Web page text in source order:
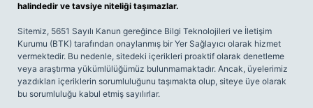
halindedir ve tavsiye niteliği taşımazlar.
Sitemiz, 5651 Sayılı Kanun gereğince Bilgi Teknolojileri ve İletişim
Kurumu (BTK) tarafından onaylanmış bir Yer Sağlayıcı olarak hizmet
vermektedir. Bu nedenle, sitedeki içerikleri proaktif olarak denetleme
veya araştırma yükümlülüğümüz bulunmamaktadır. Ancak, üyelerimiz
yazdıkları içeriklerin sorumluluğunu taşımakta olup, siteye üye olarak
bu sorumluluğu kabul etmiş sayılırlar.